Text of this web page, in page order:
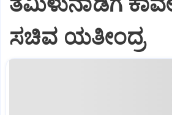
ಸಚಿವ ಯತೀಂದ್ರ